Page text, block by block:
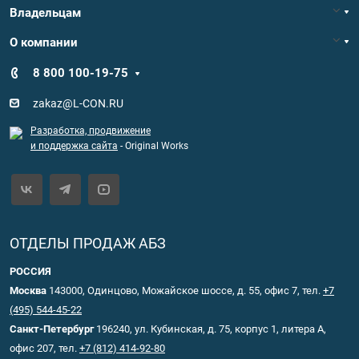
Владельцам
О компании
8 800 100-19-75
zakaz@L-CON.RU
Разработка, продвижение
и поддержка сайта - Original Works
ОТДЕЛЫ ПРОДАЖ АБЗ
РОССИЯ
Москва 143000, Одинцово, Можайское шоссе, д. 55, офис 7, тел. +7
(495) 544-45-22
Санкт-Петербург196240, ул. Кубинская, д. 75, корпус 1, литера А,
офис 207, тел. +7 (812) 414-92-80